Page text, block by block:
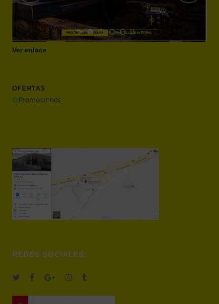
Ver enlace
OFERTAS
Promociones
REDES SOCIALES: